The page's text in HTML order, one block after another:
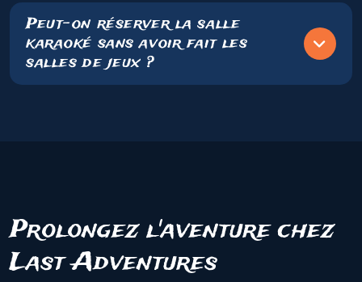
Peut-on réserver la salle
karaoké sans avoir fait les
salles de jeux ?
Prolongez l'aventure chez
Last Adventures